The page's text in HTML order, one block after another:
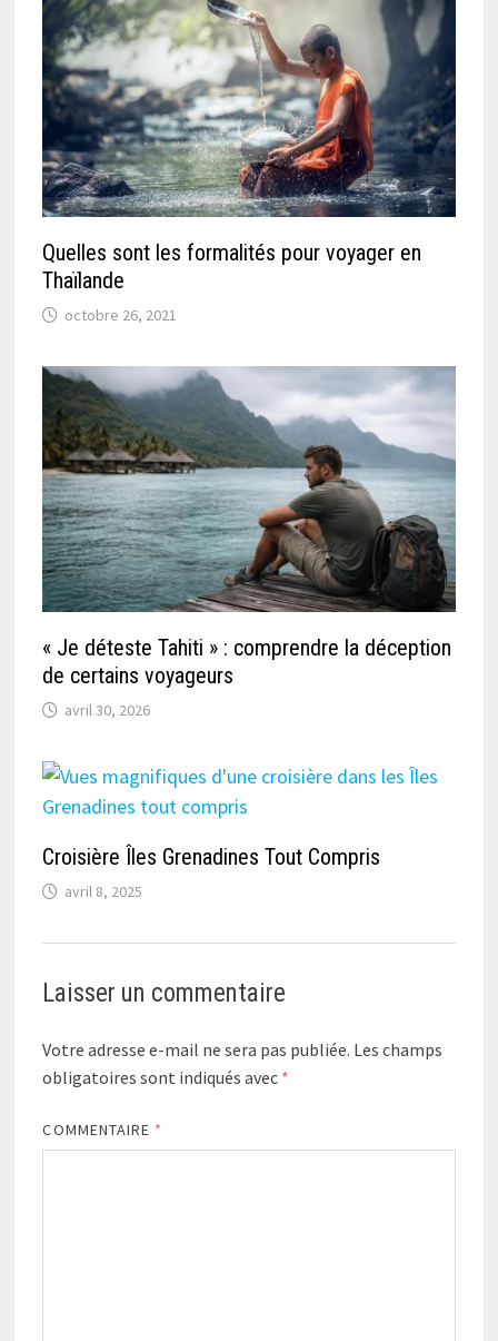
Quelles sont les formalités pour voyager en
Thaïlande
octobre 26, 2021
« Je déteste Tahiti » : comprendre la déception
de certains voyageurs
avril 30, 2026
Croisière Îles Grenadines Tout Compris
avril 8, 2025
Laisser un commentaire
Votre adresse e-mail ne sera pas publiée. Les champs
obligatoires sont indiqués avec *
COMMENTAIRE *